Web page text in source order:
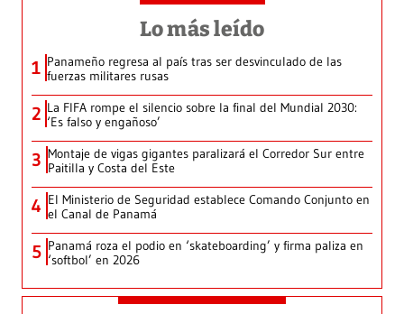
Lo más leído
1 Panameño regresa al país tras ser desvinculado de las
fuerzas militares rusas
2 La FIFA rompe el silencio sobre la final del Mundial 2030:
‘Es falso y engañoso’
3 Montaje de vigas gigantes paralizará el Corredor Sur entre
Paitilla y Costa del Este
4 El Ministerio de Seguridad establece Comando Conjunto en
el Canal de Panamá
5 Panamá roza el podio en ‘skateboarding’ y firma paliza en
‘softbol’ en 2026